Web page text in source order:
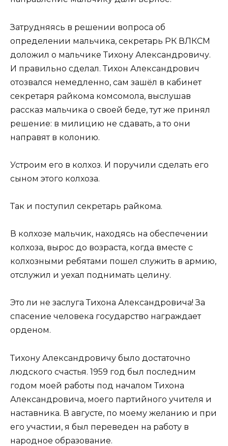
Затрудняясь в решении вопроса об
определении мальчика, секретарь РК ВЛКСМ
доложил о мальчике Тихону Александровичу.
И правильно сделал. Тихон Александрович
отозвался немедленно, сам зашёл в кабинет
секретаря райкома комсомола, выслушав
рассказ мальчика о своей беде, тут же принял
решение: в милицию не сдавать, а то они
направят в колонию.
Устроим его в колхоз. И поручили сделать его
сыном этого колхоза.
Так и поступил секретарь райкома.
В колхозе мальчик, находясь на обеспечении
колхоза, вырос до возраста, когда вместе с
колхозными ребятами пошел служить в армию,
отслужил и уехал поднимать целину.
Это ли не заслуга Тихона Александровича! За
спасение человека государство награждает
орденом.
Тихону Александровичу было достаточно
людского счастья. 1959 год был последним
годом моей работы под началом Тихона
Александровича, моего партийного учителя и
наставника. В августе, по моему желанию и при
его участии, я был переведен на работу в
народное образование.